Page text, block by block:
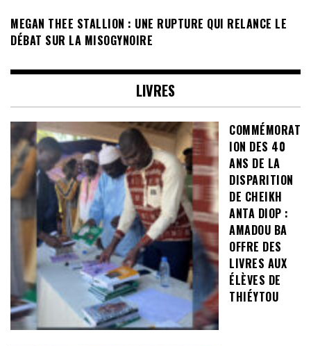
MEGAN THEE STALLION : UNE RUPTURE QUI RELANCE LE
DÉBAT SUR LA MISOGYNOIRE
LIVRES
COMMÉMORAT
ION DES 40
ANS DE LA
DISPARITION
DE CHEIKH
ANTA DIOP :
AMADOU BA
OFFRE DES
LIVRES AUX
ÉLÈVES DE
THIÉYTOU